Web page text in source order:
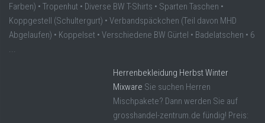
Farben) • Tropenhut • Diverse BW T-Shirts • Sparten Taschen •
Koppgestell (Schultergurt) • Verbandspäckchen (Teil davon MHD
Abgelaufen) • Koppelset • Verschiedene BW Gürtel • Badelatschen • 6
...
Herrenbekleidung Herbst Winter
Mixware Sie suchen Herren
Mischpakete? Dann werden Sie auf
grosshandel-zentrum.de fündig! Preis: